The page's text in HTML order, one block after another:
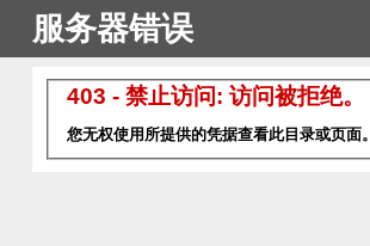
服务器错误
403 - 禁止访问: 访问被拒绝。
您无权使用所提供的凭据查看此目录或页面。